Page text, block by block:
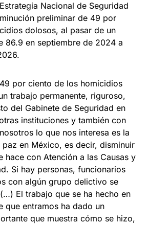
Nacional de Seguridad
preliminar de 49 por
dolosos, al pasar de un
86.9 en septiembre de 2024 a
por ciento de los homicidios
trabajo permanente, riguroso,
del Gabinete de Seguridad en
instituciones y también con
lo que nos interesa es la
en México, es decir, disminuir
hace con Atención a las Causas y
Si hay personas, funcionarios
con algún grupo delictivo se
El trabajo que se ha hecho en
que entramos ha dado un
que muestra cómo se hizo,